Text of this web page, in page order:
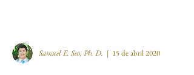
Samuel E. Seo, Ph. D. | 15 de abril 2020